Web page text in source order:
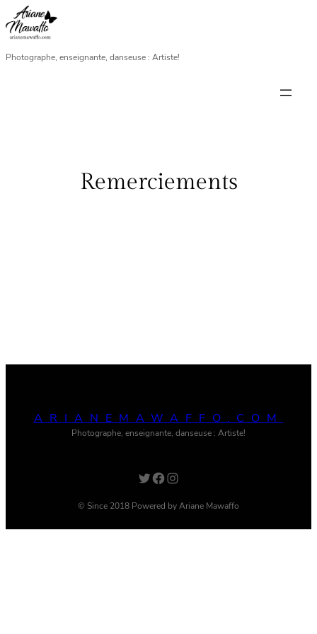
Aller
au
contenu
Photographe, enseignante, danseuse : Artiste!
Remerciements
ARIANEMAWAFFO.COM
Photographe, enseignante, danseuse : Artiste!
Twitter Facebook Instagram
© Since 2018 Powered by Ariane Mawaffo